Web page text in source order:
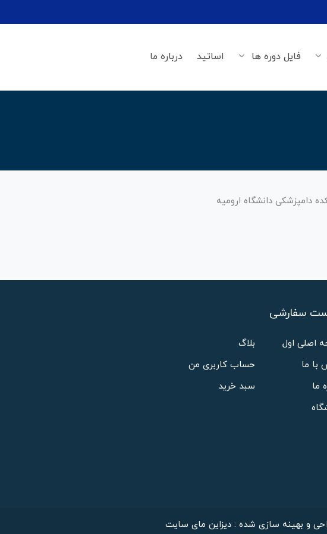
فایل دوره ها اساتید درباره ما
سفارشی
اصلی اول
بلاگ
با ما
حساب کاربری من
ما
سبد خرید
و بهینه سازی شده : دیزاین مای سایت